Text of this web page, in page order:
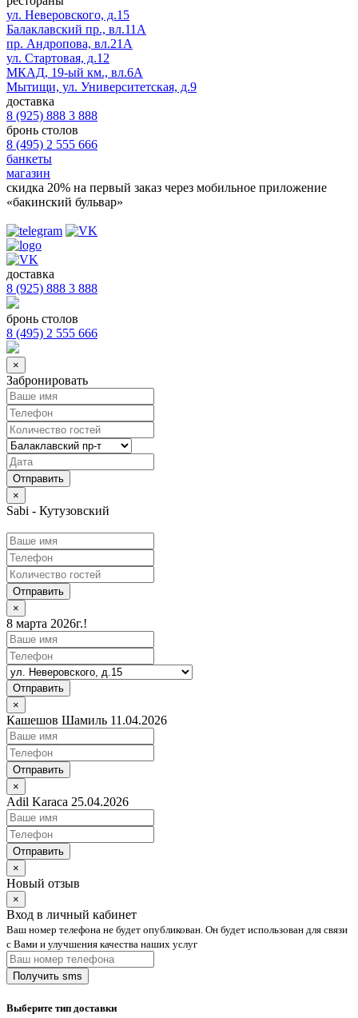
ул. Неверовского, д.15
Балаклавский пр., вл.11А
пр. Андропова, вл.21А
ул. Стартовая, д.12
МКАД, 19-ый км., вл.6А
Мытищи, ул. Университетская, д.9
доставка
8 (925) 888 3 888
бронь столов
8 (495) 2 555 666
банкеты
магазин
скидка 20% на первый заказ через мобильное приложение
«бакинский бульвар»
доставка
8 (925) 888 3 888
бронь столов
8 (495) 2 555 666
×
Забронировать
×
Sabi - Кутузовский
Отправить
×
8 марта 2026г.!
Отправить
×
Кашешов Шамиль 11.04.2026
Отправить
×
Adil Karaca 25.04.2026
Отправить
×
Новый отзыв
×
Вход в личный кабинет
Ваш номер телефона не будет опубликован. Он будет использован для связи
с Вами и улучшения качества наших услуг
Выберите тип доставки